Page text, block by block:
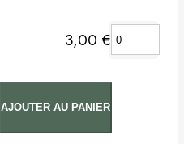
3,00 €
AJOUTER AU PANIER